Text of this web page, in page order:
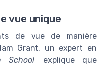
vue unique
de vue de manière
Grant, un expert en
School, explique que